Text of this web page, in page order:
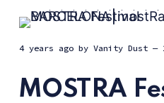
4 years agoby Vanity Dust —
MOSTRA